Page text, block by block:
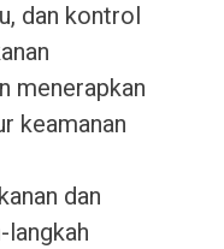
dan kontrol
menerapkan
keamanan
dan
langkah